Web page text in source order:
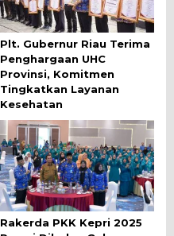
Plt. Gubernur Riau Terima
Penghargaan UHC
Provinsi, Komitmen
Tingkatkan Layanan
Kesehatan
Rakerda PKK Kepri 2025